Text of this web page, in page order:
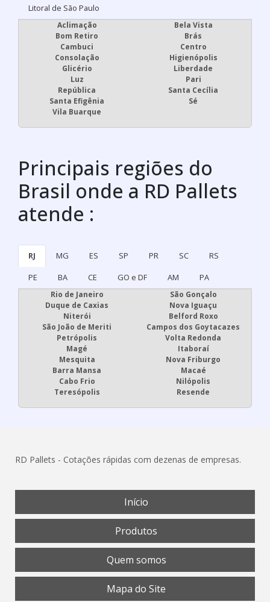
Litoral de São Paulo
Aclimação
Bela Vista
Bom Retiro
Brás
Cambuci
Centro
Consolação
Higienópolis
Glicério
Liberdade
Luz
Pari
República
Santa Cecília
Santa Efigênia
Sé
Vila Buarque
Principais regiões do
Brasil onde a RD Pallets
atende :
RJ MG ES SP PR SC
RS
PE
BA CE GO e DF AM PA
Rio de Janeiro
São Gonçalo
Duque de Caxias
Nova Iguaçu
Niterói
Belford Roxo
São João de Meriti
Campos dos Goytacazes
Petrópolis
Volta Redonda
Magé
Itaboraí
Mesquita
Nova Friburgo
Barra Mansa
Macaé
Cabo Frio
Nilópolis
Teresópolis
Resende
RD Pallets - Cotações rápidas com dezenas de empresas.
Início
Produtos
Quem somos
Mapa do Site